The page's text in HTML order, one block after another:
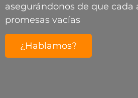
asegurándonos de que
promesas vacías
¿Hablamos?